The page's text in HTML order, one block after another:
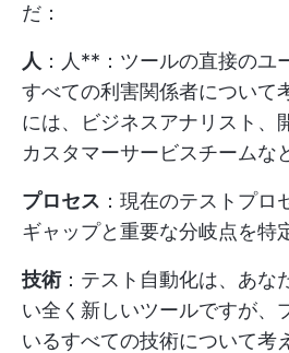
だ：
人 ：人**：ツールの直接のユ
すべての利害関係者について
には、ビジネスアナリスト、
カスタマーサービスチームな
プロセス ：現在のテストプロ
ギャップと重要な分岐点を特
技術：テスト自動化は、あな
い全く新しいツールですが、
いるすべての技術について考